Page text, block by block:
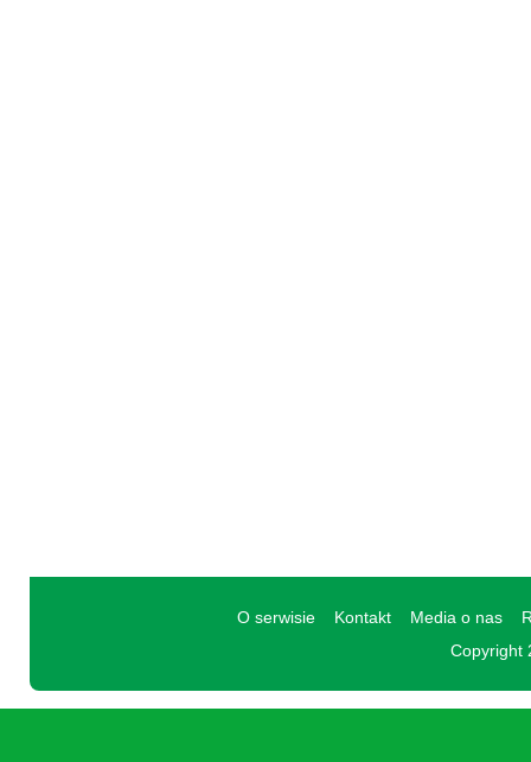
O serwisie Kontakt Media o nas
Copyright